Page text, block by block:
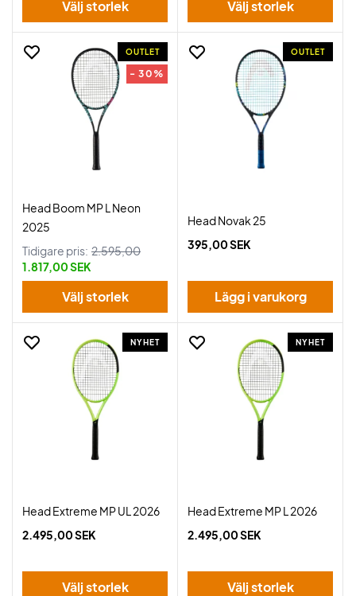
Välj storlek Välj storlek
OUTLET
- 30%
Head Boom MP L Neon
2025
Tidigare pris: 2.595,00
1.817,00 SEK
Välj storlek
OUTLET
Head Novak 25
395,00 SEK
Lägg i varukorg
NYHET
Head Extreme MP UL 2026
2.495,00 SEK
Välj storlek
NYHET
Head Extreme MP L 2026
2.495,00 SEK
Välj storlek